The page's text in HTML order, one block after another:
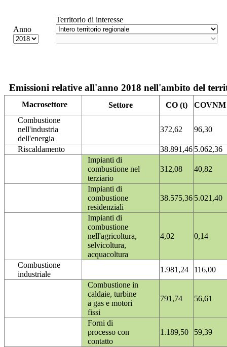
Anno
Territorio di interesse
Emissioni relative all'anno 2018 nell'ambito del
Macrosettore Settore CO (t)
COVNM
Combustione
nell'industria
dell'energia
372,62 96,30
Riscaldamento 38.891,46 5.062,36
Impianti di
combustione nel
terziario
312,08 40,82
Impianti di
combustione
residenziali
38.575,36 5.021,40
Impianti di
combustione
nell'agricoltura,
selvicoltura,
acquacoltura
4,02 0,14
Combustione
industriale
1.981,24
116,00
Combustione in
caldaie, turbine
a gas e motori
fissi
791,74 56,61
Forni di
processo con
contatto
1.189,50 59,39